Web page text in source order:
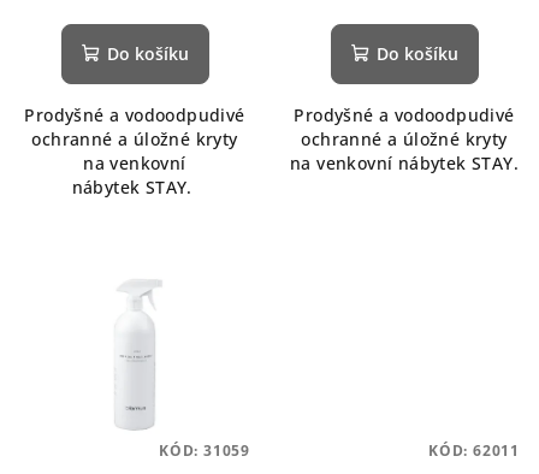
Do košíku
Prodyšné a vodoodpudivé
ochranné a úložné kryty
na venkovní
nábytek STAY.
Do košíku
Prodyšné a vodoodpudivé
ochranné a úložné kryty
na venkovní nábytek STAY.
KÓD: 31059 KÓD: 62011